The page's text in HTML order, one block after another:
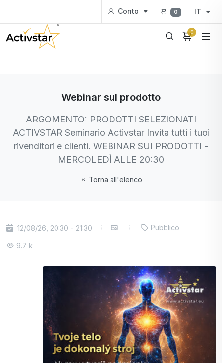
Conto 0 IT
0
Webinar sul prodotto
ARGOMENTO: PRODOTTI SELEZIONATI
ACTIVSTAR Seminario Activstar Invita tutti i tuoi
rivenditori e clienti. WEBINAR SUI PRODOTTI -
MERCOLEDÌ ALLE 20:30
Torna all'elenco
12/08/26, 20:30 - 21:30 Pubblico
9.7 k